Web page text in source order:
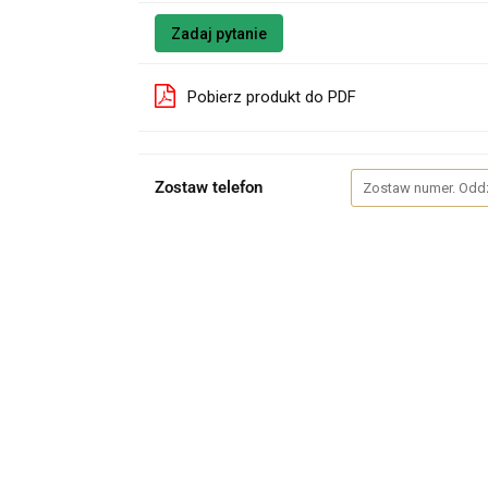
Zadaj pytanie
Pobierz produkt do PDF
Zostaw telefon